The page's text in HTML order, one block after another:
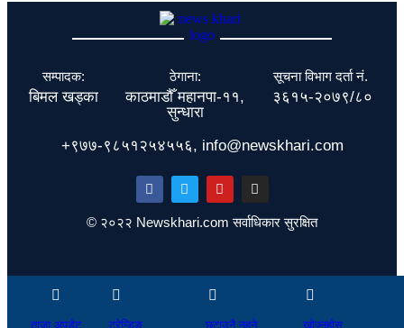
सम्पादक:
बिमल खड्का
ठेगाना:
काठमाडौँ महानपा-११,
सुन्धारा
सूचना विभाग दर्ता नं.
३६१५-२०७९/८०
+९७७-९८५१२५४५५६, info@newskhari.com
© २०२२ Newskhari.com सर्वाधिकार सुरक्षित
ताजा अपडेट ट्रेन्डिङ छुटाउनै नहुने खोज्नुहोस